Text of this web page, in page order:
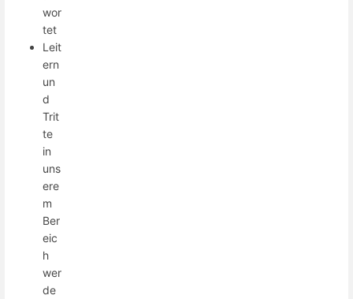
wor
tet
Leit
ern
un
d
Trit
te
in
uns
ere
m
Ber
eic
h
wer
de